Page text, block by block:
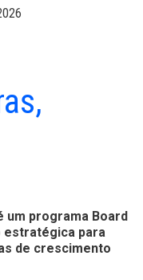
um programa Board
estratégica para
de crescimento